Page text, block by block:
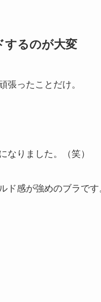
するのが大変
張ったことだけ。
なりました。（笑）
ド感が強めのブラです